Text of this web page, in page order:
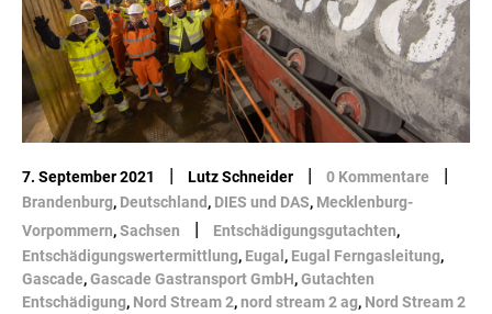
7. September 2021 | Lutz Schneider | 0 Kommentare |
Brandenburg, Deutschland , DIES und DAS, Mecklenburg-
Vorpommern,Sachsen | Entschädigungsgutachten,
Entschädigungswertermittlung, Eugal , Eugal Ferngasleitung,
Gascade,Gascade Gastransport GmbH,Gutachten
Entschädigung, Nord Stream 2,nord stream 2 ag, Nord Stream 2